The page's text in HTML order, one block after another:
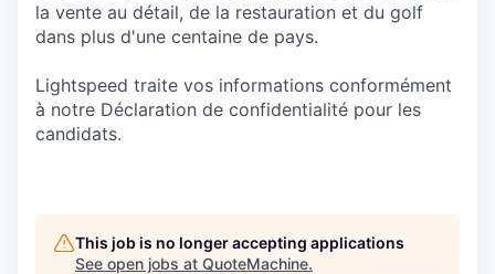
la vente au détail, de la restauration et du golf
dans plus d'une centaine de pays.
Lightspeed traite vos informations conformément
à notre Déclaration de confidentialité pour les
candidats.
This job is no longer accepting applications
See open jobs at QuoteMachine.